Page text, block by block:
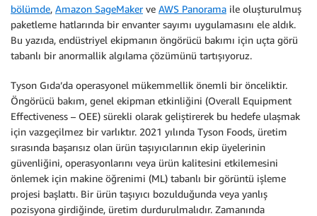
bölümde, Amazon SageMakerve AWS Panorama ile oluşturulmuş
paketleme hatlarında bir envanter sayımı uygulamasını ele aldık.
Bu yazıda, endüstriyel ekipmanın öngörücü bakımı için uçta görü
tabanlı bir anormallik algılama çözümünü tartışıyoruz.
Tyson Gıda’da operasyonel mükemmellik önemli bir önceliktir.
Öngörücü bakım, genel ekipman etkinliğini (Overall Equipment
Effectiveness – OEE) sürekli olarak geliştirerek bu hedefe ulaşmak
için vazgeçilmez bir varlıktır. 2021 yılında Tyson Foods, üretim
sırasında başarısız olan ürün taşıyıcılarının ekip üyelerinin
güvenliğini, operasyonlarını veya ürün kalitesini etkilemesini
önlemek için makine öğrenimi (ML) tabanlı bir görüntü işleme
projesi başlattı. Bir ürün taşıyıcı bozulduğunda veya yanlış
pozisyona girdiğinde, üretim durdurulmalıdır. Zamanında